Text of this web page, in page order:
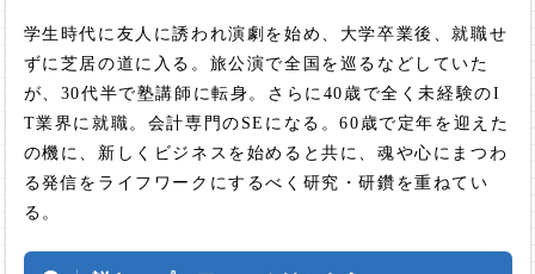
学生時代に友人に誘われ演劇を始め、大学卒業後、就職せ
ずに芝居の道に入る。旅公演で全国を巡るなどしていた
が、30代半で塾講師に転身。さらに40歳で全く未経験のI
T業界に就職。会計専門のSEになる。60歳で定年を迎えた
の機に、新しくビジネスを始めると共に、魂や心にまつわ
る発信をライフワークにするべく研究・研鑽を重ねてい
る。